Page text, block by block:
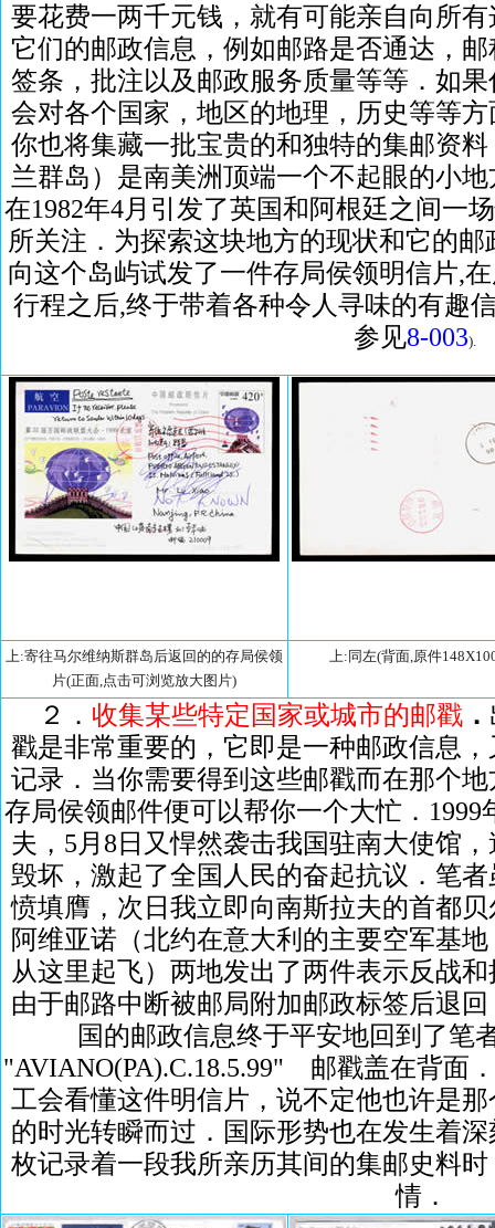
要花费一两千元钱，就有可能亲自向所
它们的邮政信息，例如邮路是否通达，
签条，批注以及邮政服务质量等等．如
会对各个国家，地区的地理，历史等等
你也将集藏一批宝贵的和独特的集邮资
兰群岛）是南美洲顶端一个不起眼的小
在1982年4月引发了英国和阿根廷之间一
所关注．为探索这块地方的现状和它的邮
向这个岛屿试发了一件存局侯领明信片,
行程之后,终于带着各种令人寻味的有趣
参见8-003).
上:寄往马尔维纳斯群岛后返回的的存局侯领
片(正面,点击可浏览放大图片)
上:同左(背面,原件
２． 收集某些特定国家或城市的邮戳．
戳是非常重要的，它即是一种邮政信息
记录．当你需要得到这些邮戳而在那个
存局侯领邮件便可以帮你一个大忙．
夫，5月8日又悍然袭击我国驻南大使馆
毁坏，激起了全国人民的奋起抗议．笔
愤填膺，次日我立即向南斯拉夫的首都
阿维亚诺（北约在意大利的主要空军基
从这里起飞）两地发出了两件表示反战
由于邮路中断被邮局附加邮政标签后退
国的邮政信息终于平安地回到了笔
"AVIANO(PA).C.18.5.99" 邮戳盖在背面
工会看懂这件明信片，说不定他也许是
的时光转瞬而过．国际形势也在发生着
枚记录着一段我所亲历其间的集邮史料
情．